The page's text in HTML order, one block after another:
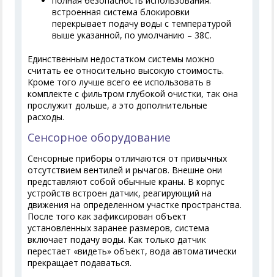
встроенная система блокировки
перекрывает подачу воды с температурой
выше указанной, по умолчанию – 38С.
Единственным недостатком системы можно
считать ее относительно высокую стоимость.
Кроме того лучше всего ее использовать в
комплекте с фильтром глубокой очистки, так она
прослужит дольше, а это дополнительные
расходы.
Сенсорное оборудование
Сенсорные приборы отличаются от привычных
отсутствием вентилей и рычагов. Внешне они
представляют собой обычные краны. В корпус
устройств встроен датчик, реагирующий на
движения на определенном участке пространства.
После того как зафиксирован объект
установленных заранее размеров, система
включает подачу воды. Как только датчик
перестает «видеть» объект, вода автоматически
прекращает подаваться.